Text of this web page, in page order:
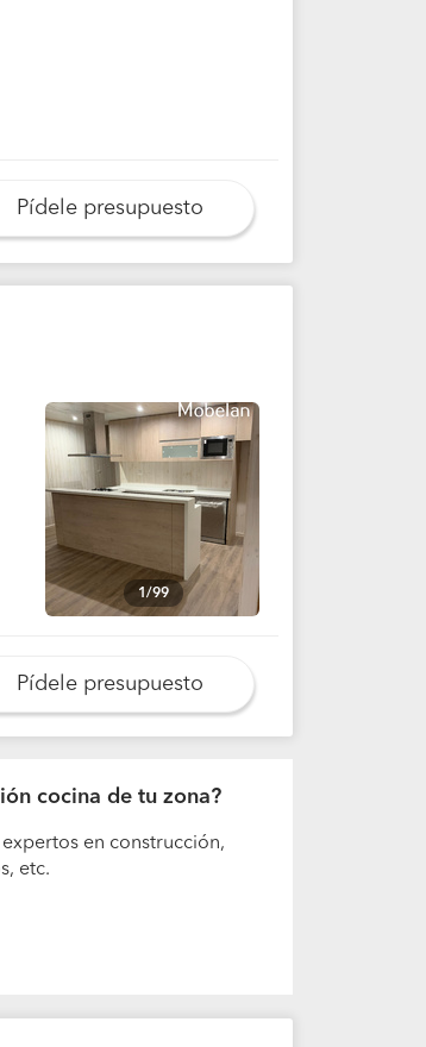
Pídele presupuesto
1/99
Pídele presupuesto
cocina de tu zona?
en construcción,
etc.